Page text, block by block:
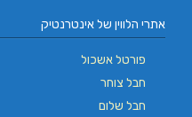
אתרי הלווין של אינטרנטיק
פורטל אשכול
חבל צוחר
חבל שלום